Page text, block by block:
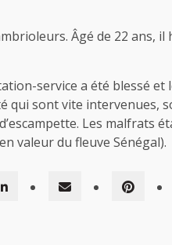
Âgé de 22 ans, il
service a été blessé et
qui sont vite intervenues,
Les malfrats
valeur du fleuve Sénégal).